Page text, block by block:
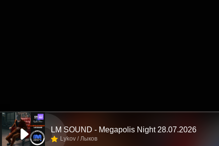
Ш
LM SOUND - Megapolis Night 28.07.2026
Lykov / Лыков